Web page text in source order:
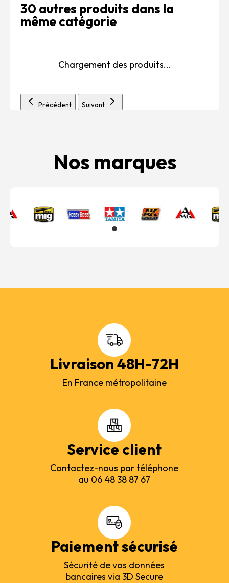
30 autres produits dans la
même catégorie
Chargement des produits...
Précédent Suivant
Nos marques
Livraison 48H-72H
En France métropolitaine
Service client
Contactez-nous par téléphone
au 06 48 38 87 67
Paiement sécurisé
Sécurité de vos données
bancaires via 3D Secure